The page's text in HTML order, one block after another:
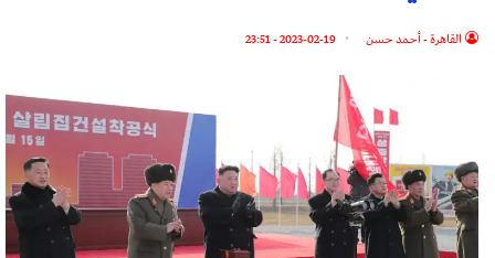
القاهرة - أحمد حسن 2023-02-19 - 23:51